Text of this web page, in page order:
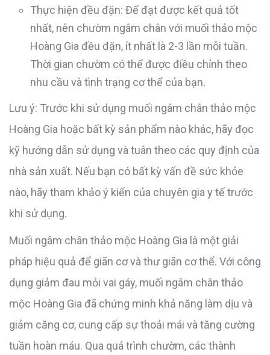
Thực hiện đều đặn: Để đạt được kết quả tốt
nhất, nên chườm ngâm chân với muối thảo mộc
Hoàng Gia đều đặn, ít nhất là 2-3 lần mỗi tuần.
Thời gian chườm có thể được điều chỉnh theo
nhu cầu và tình trạng cơ thể của bạn.
Lưu ý: Trước khi sử dụng muối ngâm chân thảo mộc
Hoàng Gia hoặc bất kỳ sản phẩm nào khác, hãy đọc
kỹ hướng dẫn sử dụng và tuân theo các quy định của
nhà sản xuất. Nếu bạn có bất kỳ vấn đề sức khỏe
nào, hãy tham khảo ý kiến của chuyên gia y tế trước
khi sử dụng.
Muối ngâm chân thảo mộc Hoàng Gia là một giải
pháp hiệu quả để giãn cơ và thư giãn cơ thể. Với công
dụng giảm đau mỏi vai gáy, muối ngâm chân thảo
mộc Hoàng Gia đã chứng minh khả năng làm dịu và
giảm căng cơ, cung cấp sự thoải mái và tăng cường
tuần hoàn máu. Qua quá trình chườm, các thành